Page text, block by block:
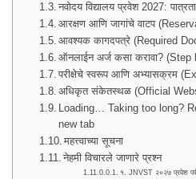
नवोदय विद्यालय प्रवेश 2027:
आरक्षण आणि जागांचे वाटप
आवश्यक कागदपत्रे (Required
ऑनलाईन अर्ज कसा करावा?
परीक्षेचे स्वरूप आणि अभ्यासक्रम
अधिकृत संकेतस्थळ (Official
Loading… Taking too long?
new tab
महत्त्वाच्या सूचना
नेहमी विचारले जाणारे प्रश्न
१. JNVST २०२७ प्रवेश